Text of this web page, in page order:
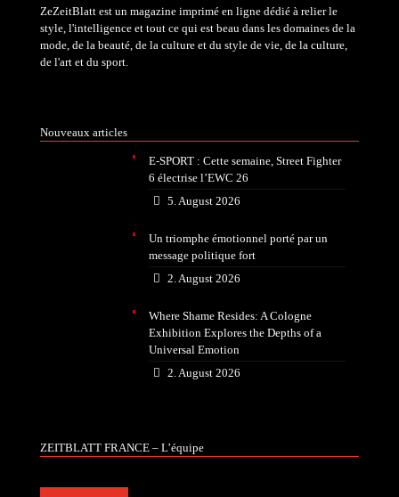
ZeZeitBlatt est un magazine imprimé en ligne dédié à relier le
style, l'intelligence et tout ce qui est beau dans les domaines de la
mode, de la beauté, de la culture et du style de vie, de la culture,
de l'art et du sport.
Nouveaux articles
E-SPORT : Cette semaine, Street Fighter
6 électrise l’EWC 26
5. August 2026
Un triomphe émotionnel porté par un
message politique fort
2. August 2026
Where Shame Resides: A Cologne
Exhibition Explores the Depths of a
Universal Emotion
2. August 2026
ZEITBLATT FRANCE – L’équipe